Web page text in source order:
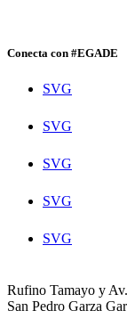
Conecta con #EGADE
SVG
SVG
SVG
SVG
SVG
Rufino Tamayo y
San Pedro Garza